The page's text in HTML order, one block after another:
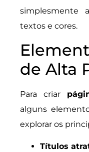
simplesmente
textos e cores.
de Alta
Para criar
alguns
explorar os
Títulos